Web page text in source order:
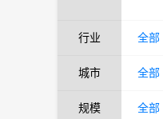
行业 全部
城市 全部
规模 全部